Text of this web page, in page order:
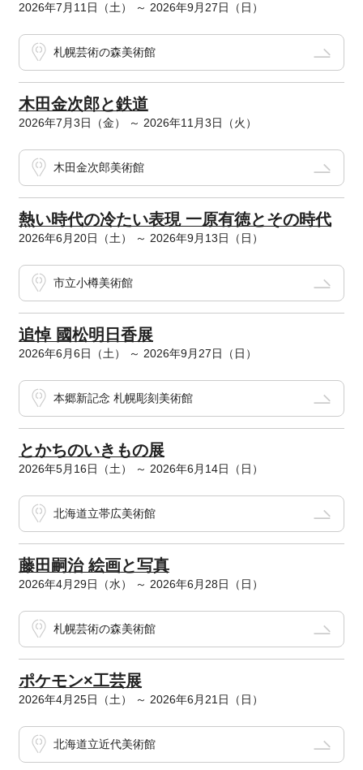
2026年7月11日（土） ～ 2026年9月27日（日）
札幌芸術の森美術館
木田金次郎と鉄道
2026年7月3日（金） ～ 2026年11月3日（火）
木田金次郎美術館
熱い時代の冷たい表現 一原有徳とその時代
2026年6月20日（土） ～ 2026年9月13日（日）
市立小樽美術館
追悼 國松明日香展
2026年6月6日（土） ～ 2026年9月27日（日）
本郷新記念 札幌彫刻美術館
とかちのいきもの展
2026年5月16日（土） ～ 2026年6月14日（日）
北海道立帯広美術館
藤田嗣治 絵画と写真
2026年4月29日（水） ～ 2026年6月28日（日）
札幌芸術の森美術館
ポケモン×工芸展
2026年4月25日（土） ～ 2026年6月21日（日）
北海道立近代美術館